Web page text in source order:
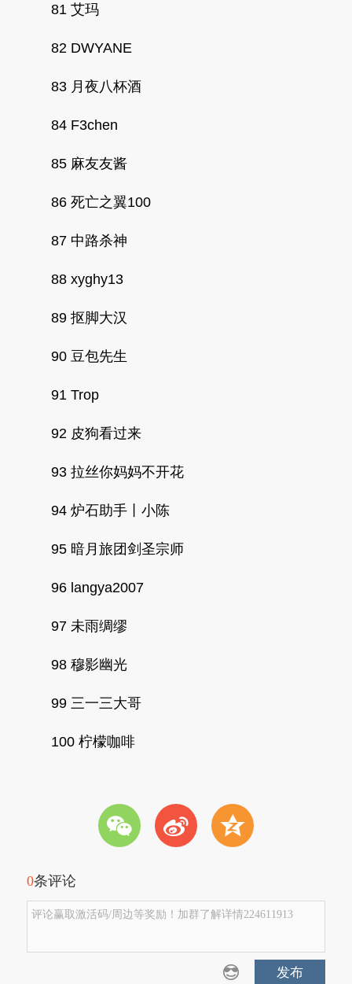
81 艾玛
82 DWYANE
83 月夜八杯酒
84 F3chen
85 麻友友酱
86 死亡之翼100
87 中路杀神
88 xyghy13
89 抠脚大汉
90 豆包先生
91 Trop
92 皮狗看过来
93 拉丝你妈妈不开花
94 炉石助手丨小陈
95 暗月旅团剑圣宗师
96 langya2007
97 未雨绸缪
98 穆影幽光
99 三一三大哥
100 柠檬咖啡
w t z
0条评论
评论赢取激活码/周边等奖励！加群了解详情224611913
发布